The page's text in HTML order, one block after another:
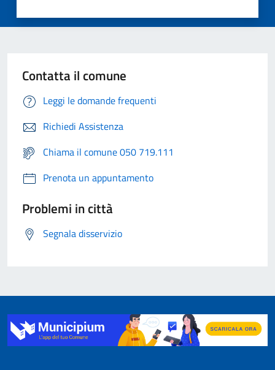
Contatta il comune
Leggi le domande frequenti
Richiedi Assistenza
Chiama il comune 050 719.111
Prenota un appuntamento
Problemi in città
Segnala disservizio